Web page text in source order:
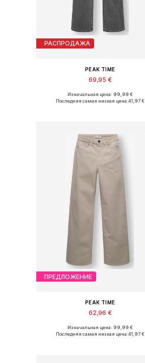
РАСПРОДАЖА
PEAK TIME
69,95 €
Доступно множество размеров
Изначальная цена: 99,99 €
Последняя самая низкая цена:41,97 €
ПРЕДЛОЖЕНИЕ
PEAK TIME
62,96 €
Доступно множество размеров
Изначальная цена: 99,99 €
Последняя самая низкая цена:41,97 €